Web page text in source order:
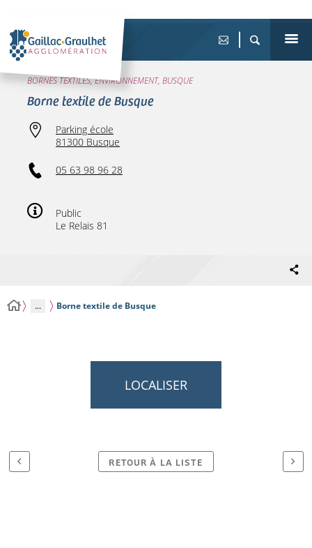
BORNES TEXTILES, ENVIRONNEMENT, BUSQUE
Borne textile de Busque
Parking école
81300 Busque
05 63 98 96 28
Public
Le Relais 81
... Borne textile de Busque
LOCALISER
RETOUR À LA LISTE